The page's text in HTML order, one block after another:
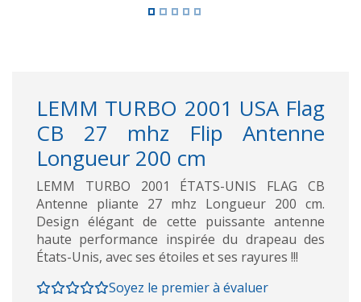
LEMM TURBO 2001 USA Flag
CB 27 mhz Flip Antenne
Longueur 200 cm
LEMM TURBO 2001 ÉTATS-UNIS FLAG CB
Antenne pliante 27 mhz Longueur 200 cm.
Design élégant de cette puissante antenne
haute performance inspirée du drapeau des
États-Unis, avec ses étoiles et ses rayures !!!
Soyez le premier à évaluer